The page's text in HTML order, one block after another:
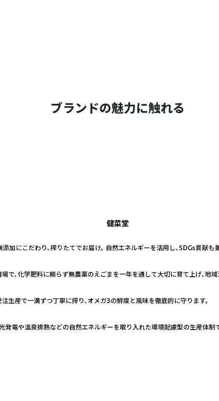
ブランドの魅力に触れる
健菜堂
添加にこだわり、搾りたてでお届け。 自然エネルギーを活用し、SDGs貢献
で、化学肥料に頼らず無農薬のえごまを一年を通して大切に育て上げ、地
生産で一滴ずつ丁寧に搾り、オメガ3の鮮度と風味を徹底的に守ります。
発電や温泉排熱などの自然エネルギーを取り入れた環境配慮型の生産体制